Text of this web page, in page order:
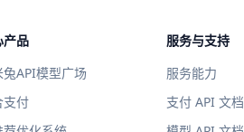
产品
兔API模型广场
支付
服务与支持
服务能力
支付 API 文档